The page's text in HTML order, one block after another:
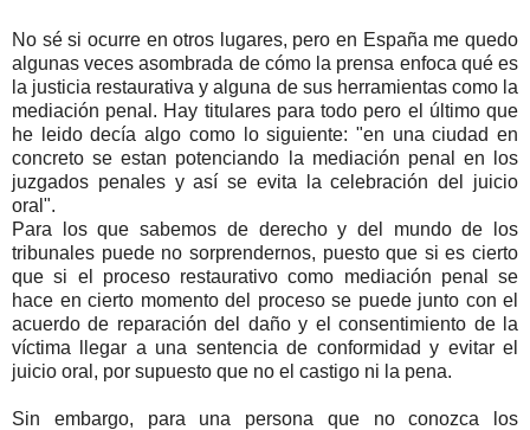
No sé si ocurre en otros lugares, pero en España me quedo
algunas veces asombrada de cómo la prensa enfoca qué es
la justicia restaurativa y alguna de sus herramientas como la
mediación penal. Hay titulares para todo pero el último que
he leido decía algo como lo siguiente: "en una ciudad en
concreto se estan potenciando la mediación penal en los
juzgados penales y así se evita la celebración del juicio
oral".
Para los que sabemos de derecho y del mundo de los
tribunales puede no sorprendernos, puesto que si es cierto
que si el proceso restaurativo como mediación penal se
hace en cierto momento del proceso se puede junto con el
acuerdo de reparación del daño y el consentimiento de la
víctima llegar a una sentencia de conformidad y evitar el
juicio oral, por supuesto que no el castigo ni la pena.
Sin embargo, para una persona que no conozca los